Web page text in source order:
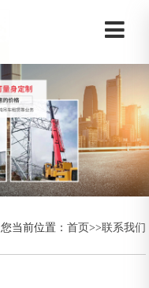
您当前位置： 首页>>联系我们